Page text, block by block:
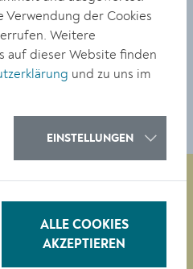
diese Woche
Verwendung der Cookies
Weitere
auf dieser Website finden
und zu uns im
EINSTELLUNGEN
ALLE COOKIES
AKZEPTIEREN